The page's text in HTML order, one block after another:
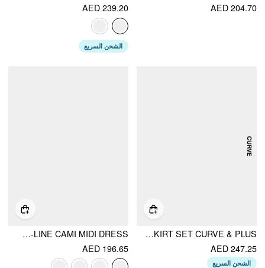
AED 204.70
AED 239.20
الشحن السريع
SATIN COWL NECK LACE PANEL TOP & MID RISE FLARED MAXI SKIRT SET CURVE & PLUS
AED 247.25
الشحن السريع
V-NECK LACE PANEL A-LINE CAMI MIDI DRESS
AED 196.65